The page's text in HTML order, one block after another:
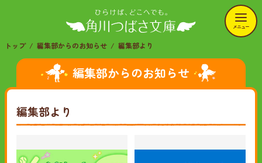
メニュー
トップ 編集部からのお知らせ 編集部より
編集部からのお知らせ
編集部より